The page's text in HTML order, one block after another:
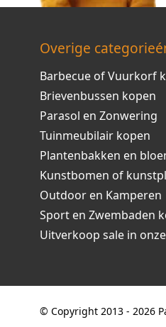
Overige
Barbecue of Vuurkorf
Brievenbussen kopen
Parasol en Zonwering
Tuinmeubilair kopen
Plantenbakken en
Kunstbomen of
Outdoor en Kamperen
Sport en Zwembaden
Uitverkoop sale in
© Copyright 2013 - 2026